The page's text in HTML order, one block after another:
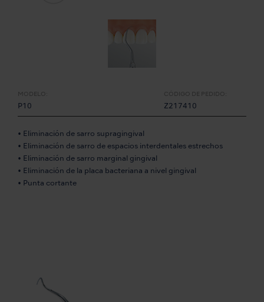
MODELO:
P10
CÓDIGO DE PEDIDO:
Z217410
• Eliminación de sarro supragingival
• Eliminación de sarro de espacios interdentales estrechos
• Eliminación de sarro marginal gingival
• Eliminación de la placa bacteriana a nivel gingival
• Punta cortante